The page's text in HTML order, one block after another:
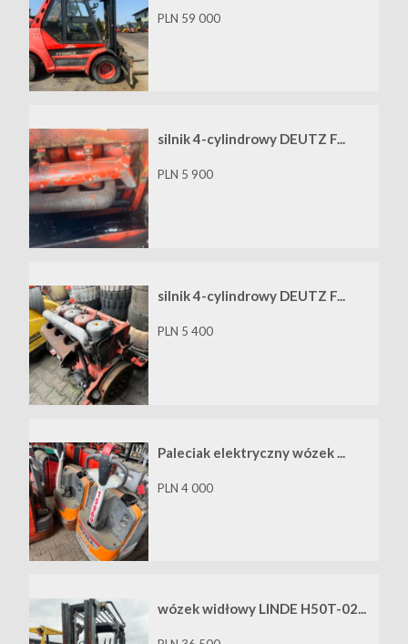
PLN 59 000
silnik 4-cylindrowy DEUTZ F...
PLN 5 900
silnik 4-cylindrowy DEUTZ F...
PLN 5 400
Paleciak elektryczny wózek ...
PLN 4 000
wózek widłowy LINDE H50T-02...